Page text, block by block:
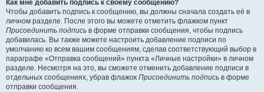
Как мне добавить подпись к своему сообщению?
Чтобы добавить подпись к сообщению, вы должны сначала создать её в
личном разделе. После этого вы можете отметить флажком пункт
Присоединить подпись в форме отправки сообщения, чтобы подпись
добавилась. Вы также можете настроить добавление подписи по
умолчанию ко всем вашим сообщениям, сделав соответствующий выбор в
параграфе «Отправка сообщений» пункта «Личные настройки» в личном
разделе. Несмотря на это, вы сможете отменить добавление подписи в
отдельных сообщениях, убрав флажок Присоединить подпись в форме
отправки сообщения.